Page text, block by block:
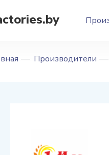
Производители